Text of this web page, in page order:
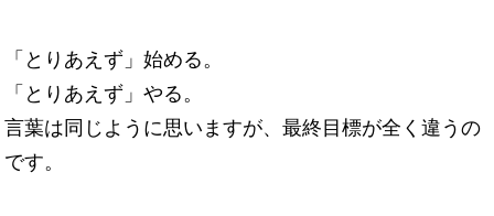
「とりあえず」始める。
「とりあえず」やる。
言葉は同じように思いますが、最終目標が全く違うの
です。